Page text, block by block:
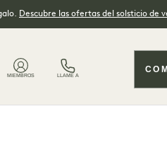
Descubre las ofertas del solsticio de
MIEMBROS LLAME A